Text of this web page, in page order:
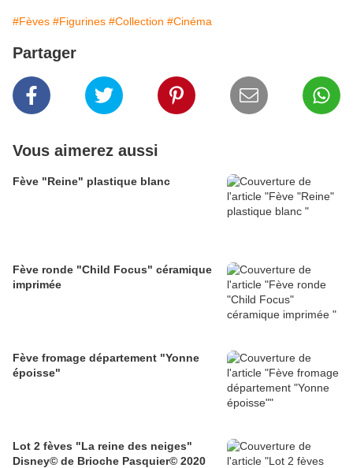
#Fèves #Figurines #Collection #Cinéma
Partager
Vous aimerez aussi
Fève "Reine" plastique blanc
Fève ronde "Child Focus" céramique
imprimée
Fève fromage département "Yonne
époisse"
Lot 2 fèves "La reine des neiges"
Disney© de Brioche Pasquier© 2020